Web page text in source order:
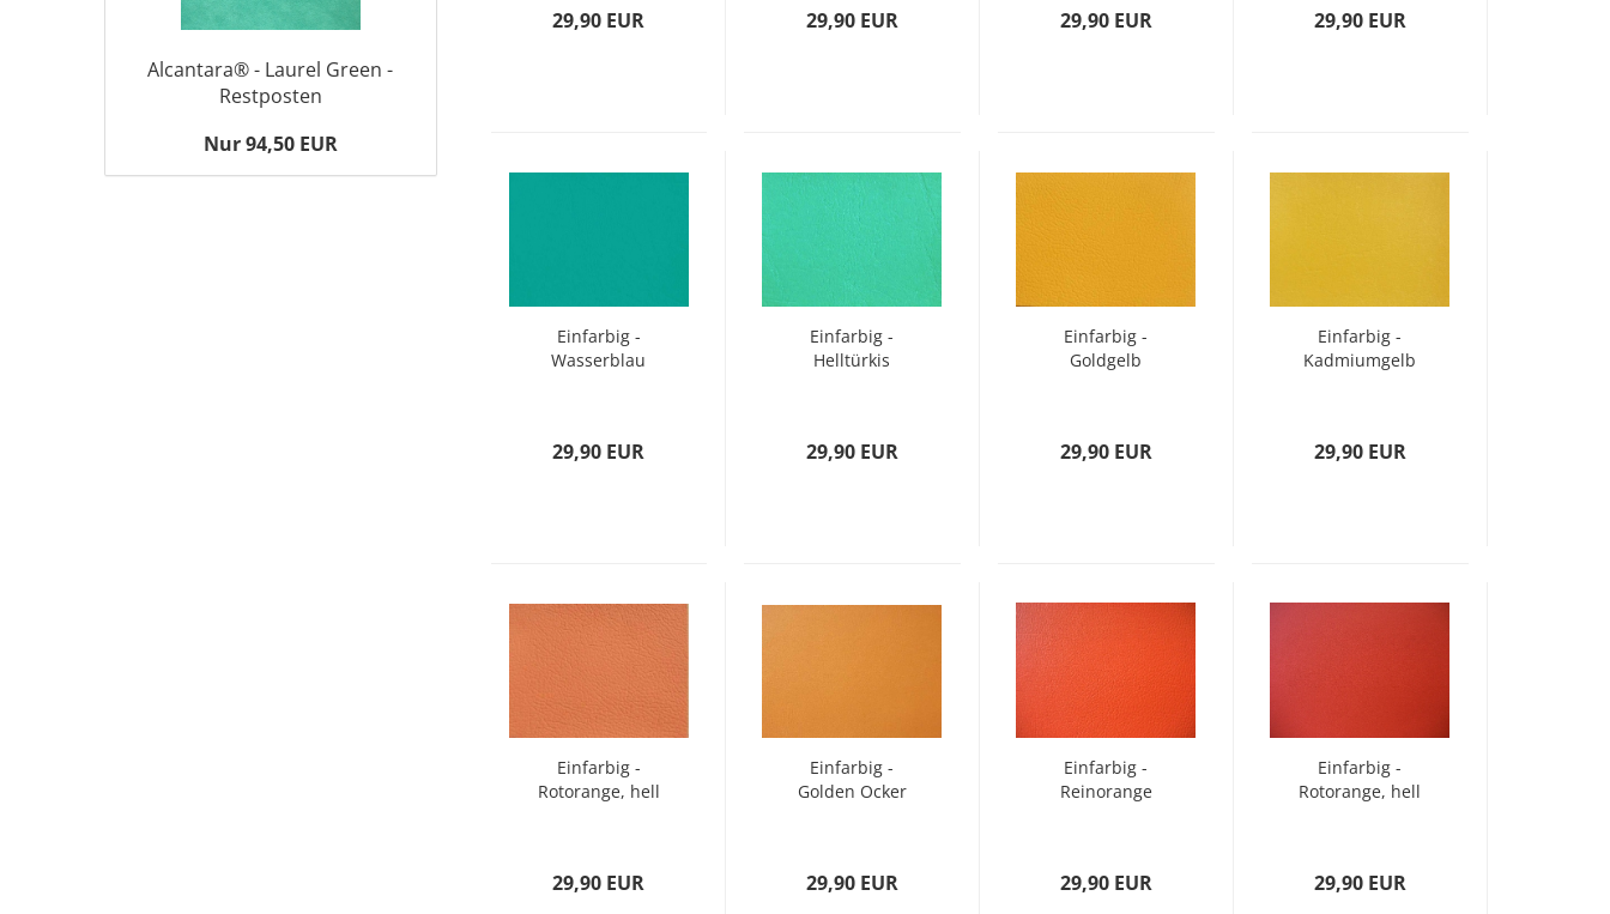
29,90 EUR 29,90 EUR 29,90 EUR 29,90 EUR
Einfarbig -
Wasserblau
29,90 EUR
Einfarbig -
Helltürkis
29,90 EUR
Einfarbig -
Goldgelb
29,90 EUR
Einfarbig -
Kadmiumgelb
29,90 EUR
Einfarbig -
Rotorange, hell
29,90 EUR
Einfarbig -
Golden Ocker
29,90 EUR
Einfarbig -
Reinorange
29,90 EUR
Einfarbig -
Rotorange, hell
29,90 EUR
Alcantara® - Laurel Green -
Restposten
Nur 94,50 EUR